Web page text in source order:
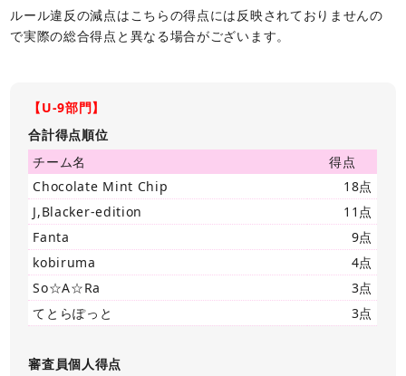
ルール違反の減点はこちらの得点には反映されておりませんの
で実際の総合得点と異なる場合がございます。
【U-9部門】
合計得点順位
チーム名
得点
Chocolate Mint Chip
18点
J,Blacker-edition
11点
Fanta
9点
kobiruma
4点
So☆A☆Ra
3点
てとらぽっと
3点
審査員個人得点